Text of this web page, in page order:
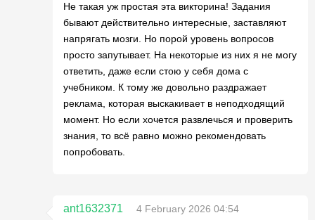
Не такая уж простая эта викторина! Задания
бывают действительно интересные, заставляют
напрягать мозги. Но порой уровень вопросов
просто запутывает. На некоторые из них я не могу
ответить, даже если стою у себя дома с
учебником. К тому же довольно раздражает
реклама, которая выскакивает в неподходящий
момент. Но если хочется развлечься и проверить
знания, то всё равно можно рекомендовать
попробовать.
ant1632371
4 February 2026 04:54